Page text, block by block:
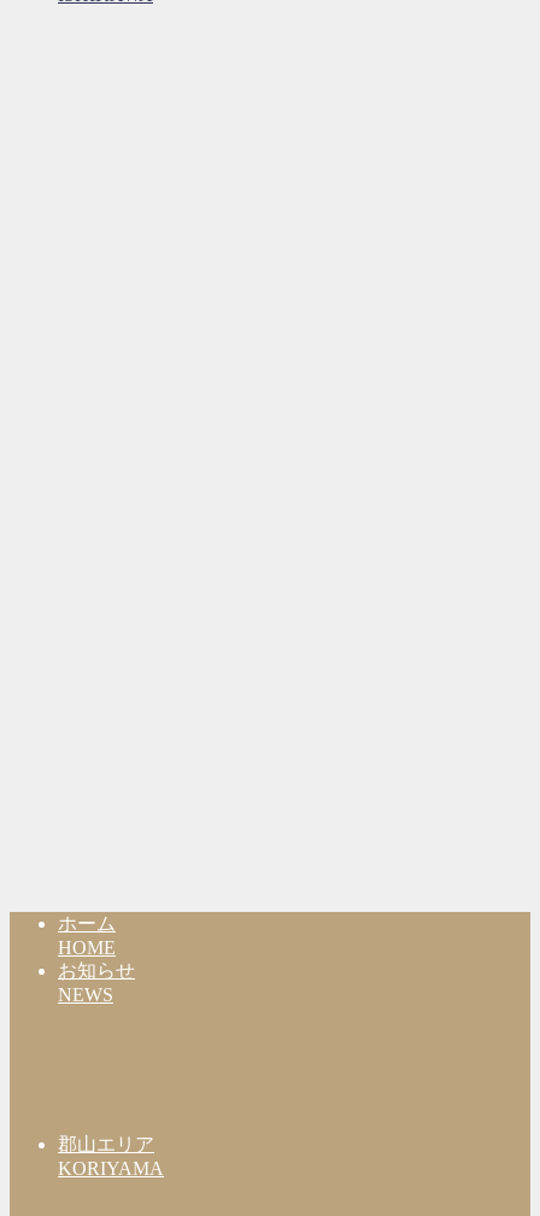
ホーム
HOME
お知らせ
NEWS
郡山エリア
KORIYAMA